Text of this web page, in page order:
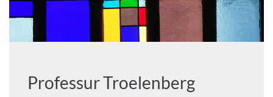
Professur Troelenberg